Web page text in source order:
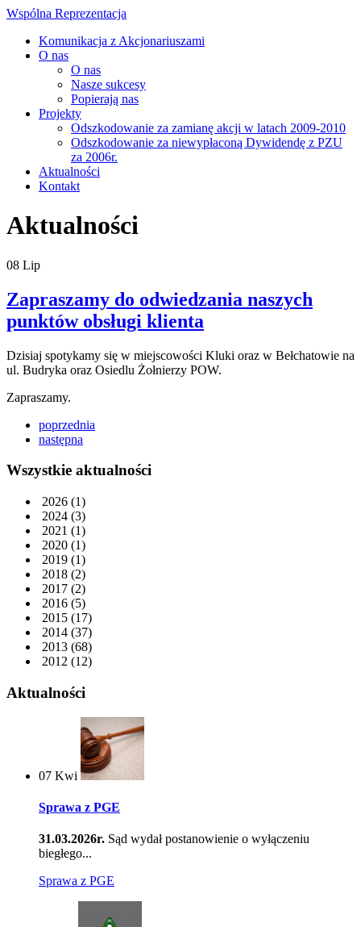
Wspólna Reprezentacja
Komunikacja z Akcjonariuszami
O nas
O nas
Nasze sukcesy
Popierają nas
Projekty
Odszkodowanie za zamianę akcji w latach 2009-2010
Odszkodowanie za niewypłaconą Dywidendę z PZU
za 2006r.
Aktualności
Kontakt
Aktualności
08 Lip
Zapraszamy do odwiedzania naszych
punktów obsługi klienta
Dzisiaj spotykamy się w miejscowości Kluki oraz w Bełchatowie na
ul. Budryka oraz Osiedlu Żołnierzy POW.
Zapraszamy.
poprzednia
następna
Wszystkie aktualności
2026 (1)
2024 (3)
2021 (1)
2020 (1)
2019 (1)
2018 (2)
2017 (2)
2016 (5)
2015 (17)
2014 (37)
2013 (68)
2012 (12)
Aktualności
07 Kwi
Sprawa z PGE
31.03.2026r. Sąd wydał postanowienie o wyłączeniu
biegłego...
Sprawa z PGE